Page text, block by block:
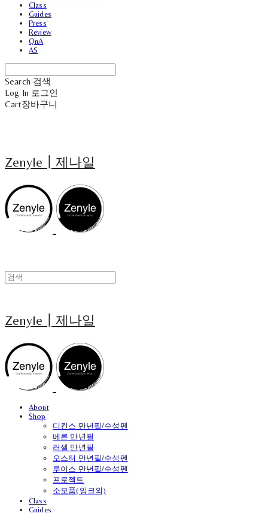
Class
Guides
Press
Review
QnA
AS
Search 검색
Log In 로그인
Cart장바구니
Zenyle┃제나일
Zenyle┃제나일
About
Shop
디킨스 만년필/수성펜
베른 만년필
러셀 만년필
오스터 만년필/수성펜
루이스 만년필/수성펜
프로젝트
소모품(잉크외)
Class
Guides